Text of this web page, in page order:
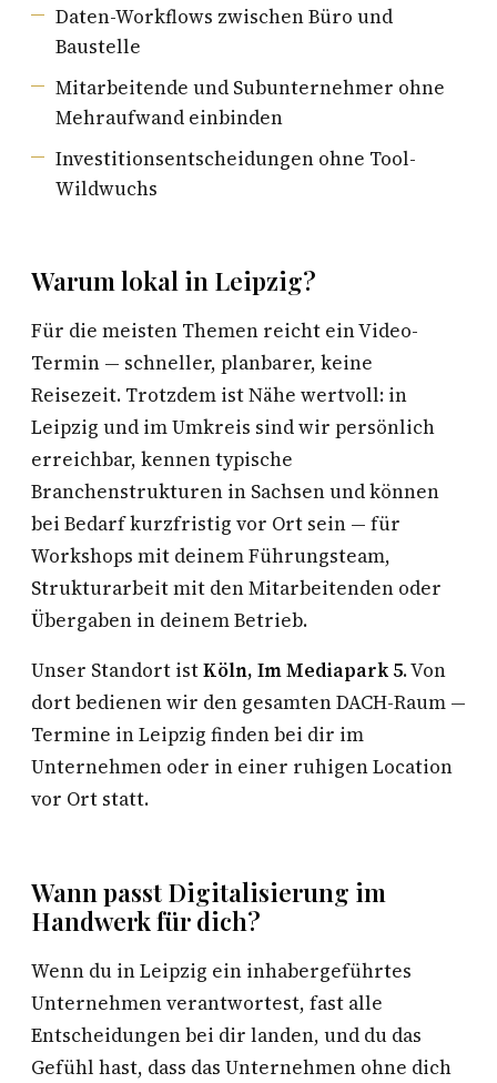
Daten-Workflows zwischen Büro und
Baustelle
Mitarbeitende und Subunternehmer ohne
Mehraufwand einbinden
Investitionsentscheidungen ohne Tool-
Wildwuchs
Warum lokal in Leipzig?
Für die meisten Themen reicht ein Video-
Termin — schneller, planbarer, keine
Reisezeit. Trotzdem ist Nähe wertvoll: in
Leipzig und im Umkreis sind wir persönlich
erreichbar, kennen typische
Branchenstrukturen in Sachsen und können
bei Bedarf kurzfristig vor Ort sein — für
Workshops mit deinem Führungsteam,
Strukturarbeit mit den Mitarbeitenden oder
Übergaben in deinem Betrieb.
Unser Standort istKöln, Im Mediapark 5. Von
dort bedienen wir den gesamten DACH-Raum —
Termine in Leipzig finden bei dir im
Unternehmen oder in einer ruhigen Location
vor Ort statt.
Wann passt Digitalisierung im
Handwerk für dich?
Wenn du in Leipzig ein inhabergeführtes
Unternehmen verantwortest, fast alle
Entscheidungen bei dir landen, und du das
Gefühl hast, dass das Unternehmen ohne dich